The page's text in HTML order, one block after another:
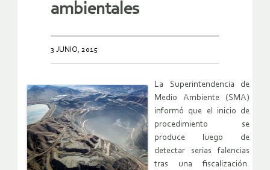
ambientales
3 JUNIO, 2015
La Superintendencia de
Medio Ambiente (SMA)
informó que el inicio de
procedimiento se
produce luego de
detectar serias falencias
tras una fiscalización.